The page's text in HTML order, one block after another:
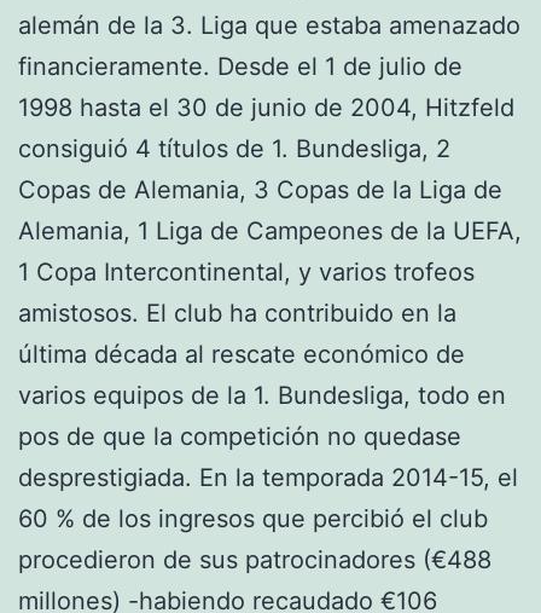
alemán de la 3. Liga que estaba amenazado
financieramente. Desde el 1 de julio de
1998 hasta el 30 de junio de 2004, Hitzfeld
consiguió 4 títulos de 1. Bundesliga, 2
Copas de Alemania, 3 Copas de la Liga de
Alemania, 1 Liga de Campeones de la UEFA,
1 Copa Intercontinental, y varios trofeos
amistosos. El club ha contribuido en la
última década al rescate económico de
varios equipos de la 1. Bundesliga, todo en
pos de que la competición no quedase
desprestigiada. En la temporada 2014-15, el
60 % de los ingresos que percibió el club
procedieron de sus patrocinadores (€488
millones) -habiendo recaudado €106